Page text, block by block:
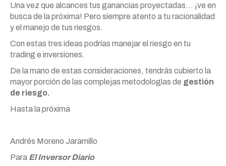
Una vez que alcances tus ganancias proyectadas… ¡ve en
busca de la próxima! Pero siempre atento a tu racionalidad
y el manejo de tus riesgos.
Con estas tres ideas podrías manejar el riesgo en tu
trading e inversiones.
De la mano de estas consideraciones, tendrás cubierto la
mayor porción de las complejas metodologías de gestión
de riesgo.
Hasta la próxima
Andrés Moreno Jaramillo
Para El Inversor Diario